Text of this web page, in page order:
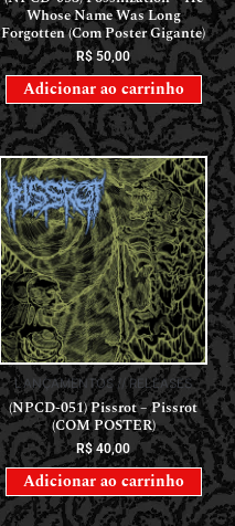
Whose Name Was Long
Forgotten (Com Poster Gigante)
R$ 50,00
Adicionar ao carrinho
LANÇAMENTOS // RELEASES
(NPCD-051) Pissrot – Pissrot
(COM POSTER)
R$40,00
Adicionar ao carrinho